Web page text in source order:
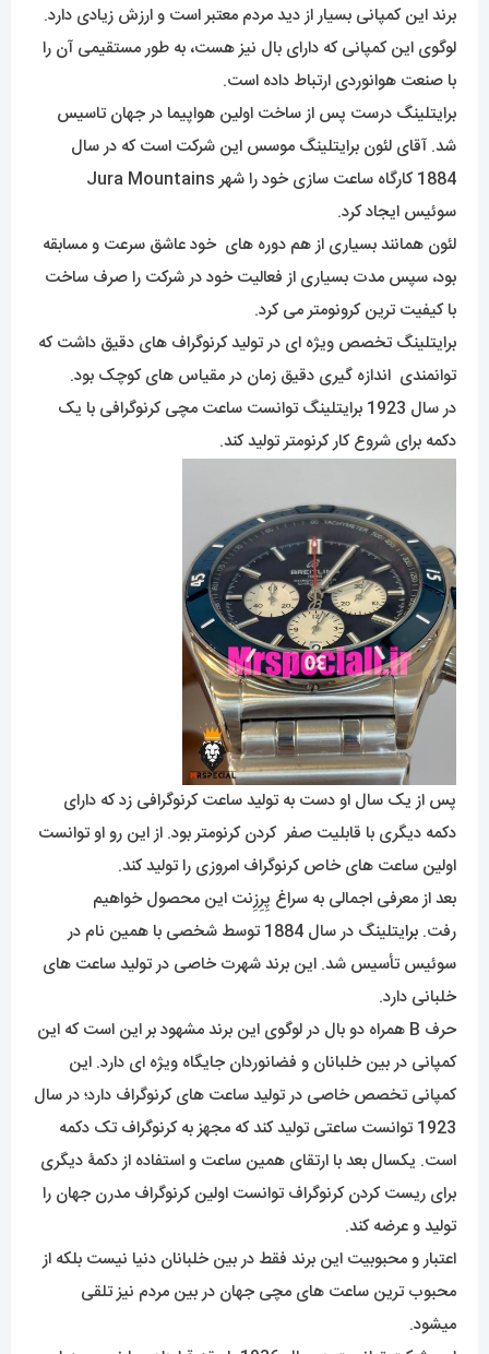
برند این کمپانی بسیار از دید مردم معتبر است و ارزش زیادی دارد.
لوگوی این کمپانی که دارای بال نیز هست، به طور مستقیمی آن را
با صنعت هوانوردی ارتباط داده است.
برایتلینگ درست پس از ساخت اولین هواپیما در جهان تاسیس
شد. آقای لئون برایتلینگ موسس این شرکت است که در سال
1884 کارگاه ساعت سازی خود را شهر Jura Mountains
سوئیس ایجاد کرد.
لئون همانند بسیاری از هم دوره های خود عاشق سرعت و مسابقه
بود، سپس مدت بسیاری از فعالیت خود در شرکت را صرف ساخت
با کیفیت ترین کرونومتر می کرد.
برایتلینگ تخصص ویژه ای در تولید کرنوگراف های دقیق داشت که
توانمندی اندازه گیری دقیق زمان در مقیاس های کوچک بود.
در سال 1923 برایتلینگ توانست ساعت مچی کرنوگرافی با یک
دکمه برای شروع کار کرنومتر تولید کند.
پس از یک سال او دست به تولید ساعت کرنوگرافی زد که دارای
دکمه دیگری با قابلیت صفر کردن کرنومتر بود. از این رو او توانست
اولین ساعت های خاص کرنوگراف امروزی را تولید کند.
بعد از معرفی اجمالی به سراغ پِرِزِنت این محصول خواهیم
رفت. برا
یتلینگ در سال 1884 توسط شخصی با همین نام در
سوئیس تأسیس شد. این برند شهرت خاصی در تولید ساعت های
خلبانی دارد.
حرف B همراه دو بال در لوگوی این برند مشهود بر این است که این
کمپانی در بین خلبانان و فضانوردان جایگاه ویژه ای دارد. این
کمپانی تخصص خاصی در تولید ساعت های کرنوگراف دارد؛ در سال
1923 توانست ساعتی تولید کند که مجهز به کرنوگراف تک دکمه
است. یکسال بعد با ارتقای همین ساعت و استفاده از دکمۀ دیگری
برای ریست کردن کرنوگراف توانست اولین کرنوگراف مدرن جهان را
تولید و عرضه کند.
اعتبار و محبوبیت این برند فقط در بین خلبانان دنیا نیست بلکه از
محبوب ترین ساعت های مچی جهان در بین مردم نیز تلقی
میشود.